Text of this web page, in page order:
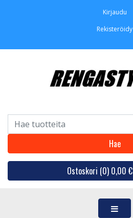
Kirjaudu
Rekisteröidy
Hae
Ostoskori (0) 0,00 €